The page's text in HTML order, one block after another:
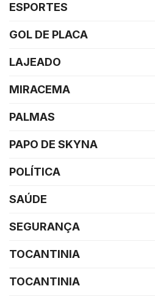
ESPORTES
GOL DE PLACA
LAJEADO
MIRACEMA
PALMAS
PAPO DE SKYNA
POLÍTICA
SAÚDE
SEGURANÇA
TOCANTINIA
TOCANTINIA